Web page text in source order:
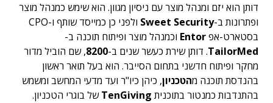
דותן הוא יזם ומנהל מוצר עם ניסיון מגוון. הוא שימש כמנהל מוצר
ופתרונות ב-Sweet Security
ולפני כן כמייסד שותף ו-CPO
בסטארט-אפEntor וכמנהל מוצר ופיתוח תוכנה ב-
TailorMed. דותן שירת כעשר שנים ב-8200, שם הוביל מדור
מחקר ופיתוח חדשני בתחום הסייבר. הוא בעל תואר ראשון
בהנדסת תוכנה מהטכניון, כיהן כיו"ר ועד מדעי המחשב ומשמש
בהתנדבות כמנטור בתוכנית TenGivingשל בוגרי הטכניון.